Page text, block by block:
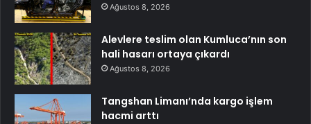
Ağustos 8, 2026
Alevlere teslim olan Kumluca’nın son
hali hasarı ortaya çıkardı
Ağustos 8, 2026
Tangshan Limanı’nda kargo işlem
hacmi arttı